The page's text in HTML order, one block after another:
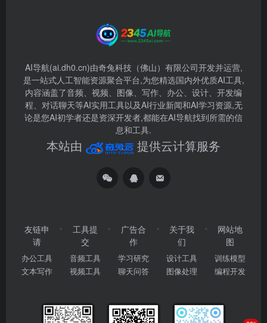
AI导航(ai.dh0.cn)由奇兔科技（佛山）有限公司开发并运营,
是一站式人工智能资源聚合平台,为您精选国内外优质AI工具,
内容涵盖了音频、视频、图像、写作、办公、设计、开发编
程、对话聊天等AI实用工具以及AI行业新闻和AI学习资源,无
论是您AI初学者还是资深开发者,都能在AI导航找到所需的信
息和工具.
本站由 提供云计算服务
友链申
请
办公工具
文本写作
工具提
交
音频工具
视频工具
广告合
作
学习研究
聊天问答
关于我
们
设计工具
图像处理
网站地
图
训练模型
编程开发